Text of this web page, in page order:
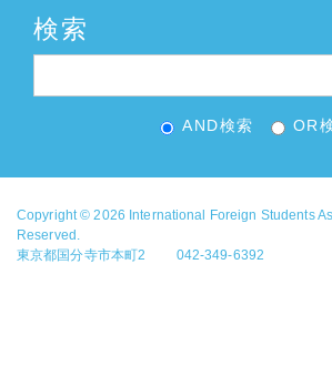
検索
AND検索 OR
Copyright © 2026 International Foreign Students
Reserved.
東京都国分寺市本町2 042-349-6392